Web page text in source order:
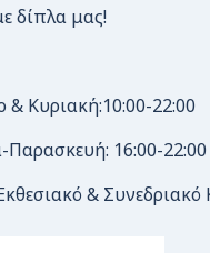
δίπλα μας!
& Κυριακή:10:00-22:00
Παρασκευή: 16:00-22:00
&